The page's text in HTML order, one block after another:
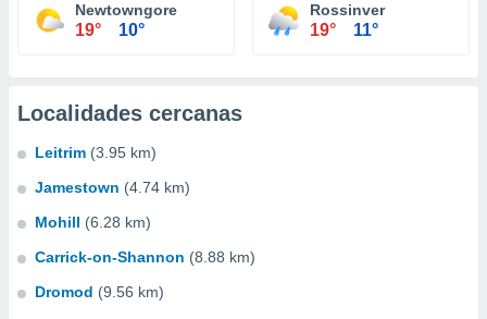
Newtowngore
19° 10°
Rossinver
19° 11°
Localidades cercanas
Leitrim (3.95 km)
Jamestown (4.74 km)
Mohill (6.28 km)
Carrick-on-Shannon (8.88 km)
Dromod (9.56 km)